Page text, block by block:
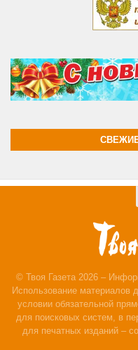
© Твоя Газета 2026 –
Использование материалов
условии обязательной
для поисковых систем, в
для печатных изданий –